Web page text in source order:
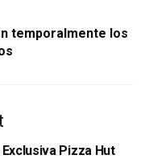
temporalmente los
Pizza Hut